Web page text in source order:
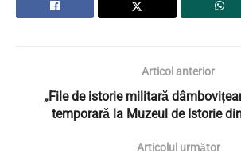
Articol anterior
„File de istorie militară
temporară la Muzeul de Istorie
Articolul următor